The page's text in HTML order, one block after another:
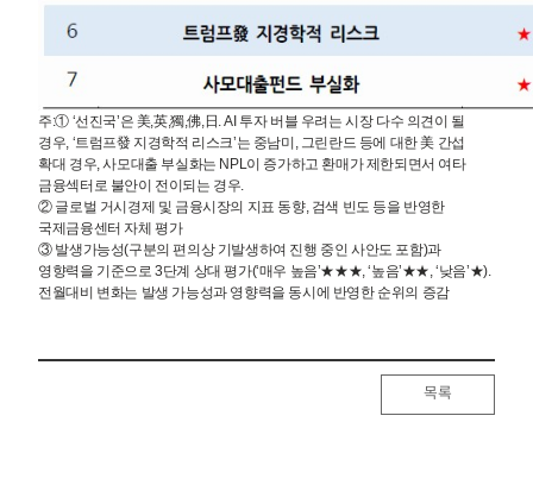
주:① ‘선진국’은 美,英,獨,佛,日. AI 투자 버블 우려는 시장 다수 의견이 될
경우, ‘트럼프發 지경학적 리스크’는 중남미, 그린란드 등에 대한 美 간섭
확대 경우, 사모대출 부실화는 NPL이 증가하고 환매가 제한되면서 여타
금융섹터로 불안이 전이되는 경우.
② 글로벌 거시경제 및 금융시장의 지표 동향, 검색 빈도 등을 반영한
국제금융센터 자체 평가
③ 발생가능성(구분의 편의상 기발생하여 진행 중인 사안도 포함)과
영향력을 기준으로 3단계 상대 평가(‘매우 높음’★★★, ‘높음’★★, ‘낮음’★).
전월대비 변화는 발생 가능성과 영향력을 동시에 반영한 순위의 증감
목록